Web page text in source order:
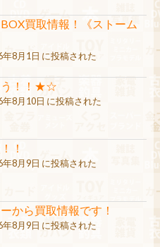
買取情報！《ストーム
年8月1日 に投稿された
！！★☆
年8月10日 に投稿された
！
年8月9日 に投稿された
から買取情報です！
年8月9日 に投稿された